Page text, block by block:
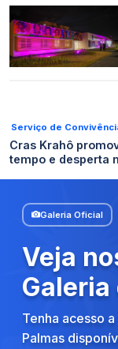
Serviço de
Cras Krahô
tempo e desperta
Galeria Oficial
Veja
Galeria
Tenha acesso
Palmas